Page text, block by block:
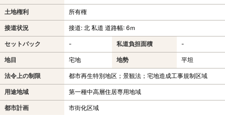
土地権利 所有権
接道状況 接道: 北 私道 道路幅: 6ｍ
セットバック - 私道負担面積 -
地目 宅地 地勢 平坦
法令上の制限 都市再生特別地区；景観法；宅地造成工事規制区域
用途地域 第一種中高層住居専用地域
都市計画 市街化区域